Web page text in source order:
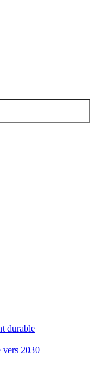
durable
vers 2030